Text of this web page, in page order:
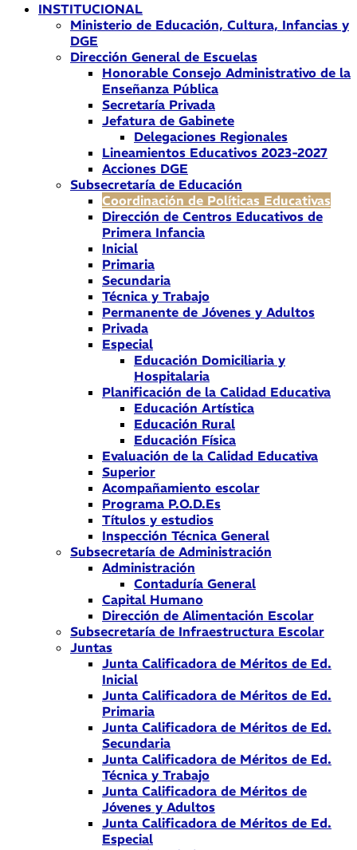
INSTITUCIONAL
Ministerio de Educación, Cultura, Infancias y
DGE
Dirección General de Escuelas
Honorable Consejo Administrativo de la
Enseñanza Pública
Secretaría Privada
Jefatura de Gabinete
Delegaciones Regionales
Lineamientos Educativos 2023-2027
Acciones DGE
Subsecretaría de Educación
Coordinación de Políticas Educativas
Dirección de Centros Educativos de
Primera Infancia
Inicial
Primaria
Secundaria
Técnica y Trabajo
Permanente de Jóvenes y Adultos
Privada
Especial
Educación Domiciliaria y
Hospitalaria
Planificación de la Calidad Educativa
Educación Artística
Educación Rural
Educación Física
Evaluación de la Calidad Educativa
Superior
Acompañamiento escolar
Programa P.O.D.Es
Títulos y estudios
Inspección Técnica General
Subsecretaría de Administración
Administración
Contaduría General
Capital Humano
Dirección de Alimentación Escolar
Subsecretaría de Infraestructura Escolar
Juntas
Junta Calificadora de Méritos de Ed.
Inicial
Junta Calificadora de Méritos de Ed.
Primaria
Junta Calificadora de Méritos de Ed.
Secundaria
Junta Calificadora de Méritos de Ed.
Técnica y Trabajo
Junta Calificadora de Méritos de
Jóvenes y Adultos
Junta Calificadora de Méritos de Ed.
Especial